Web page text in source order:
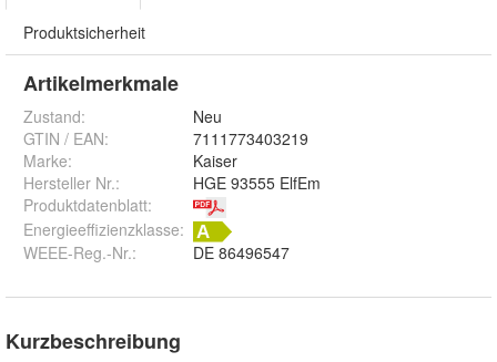
Produktsicherheit
Artikelmerkmale
Zustand:
Neu
GTIN / EAN:
7111773403219
Marke:
Kaiser
Hersteller Nr.:
HGE 93555 ElfEm
Produktdatenblatt:
Energieeffizienzklasse:
WEEE-Reg.-Nr.: DE 86496547
Kurzbeschreibung